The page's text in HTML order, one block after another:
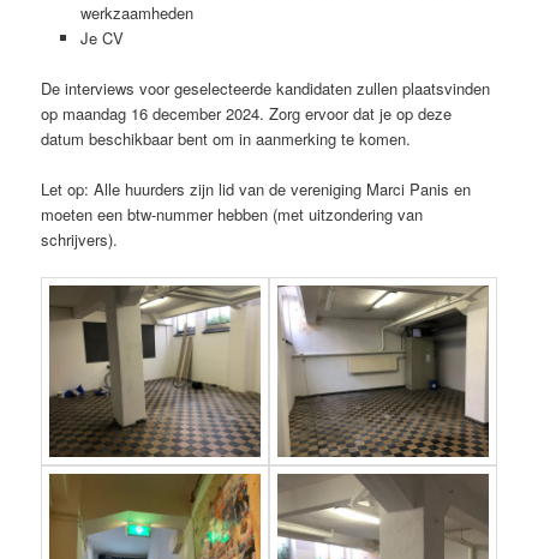
werkzaamheden
Je CV
De interviews voor geselecteerde kandidaten zullen plaatsvinden
op maandag 16 december 2024. Zorg ervoor dat je op deze
datum beschikbaar bent om in aanmerking te komen.
Let op: Alle huurders zijn lid van de vereniging Marci Panis en
moeten een btw-nummer hebben (met uitzondering van
schrijvers).